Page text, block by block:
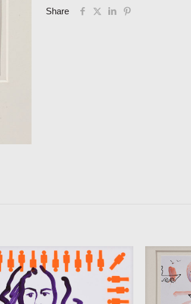
Share